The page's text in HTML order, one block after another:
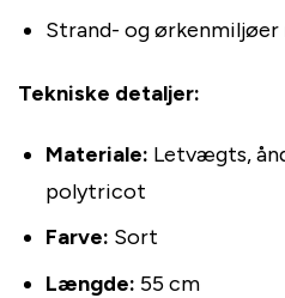
Strand- og ørkenmiljøer
Tekniske detaljer:
Materiale: Letvægts,
polytricot
Farve: Sort
Længde: 55 cm